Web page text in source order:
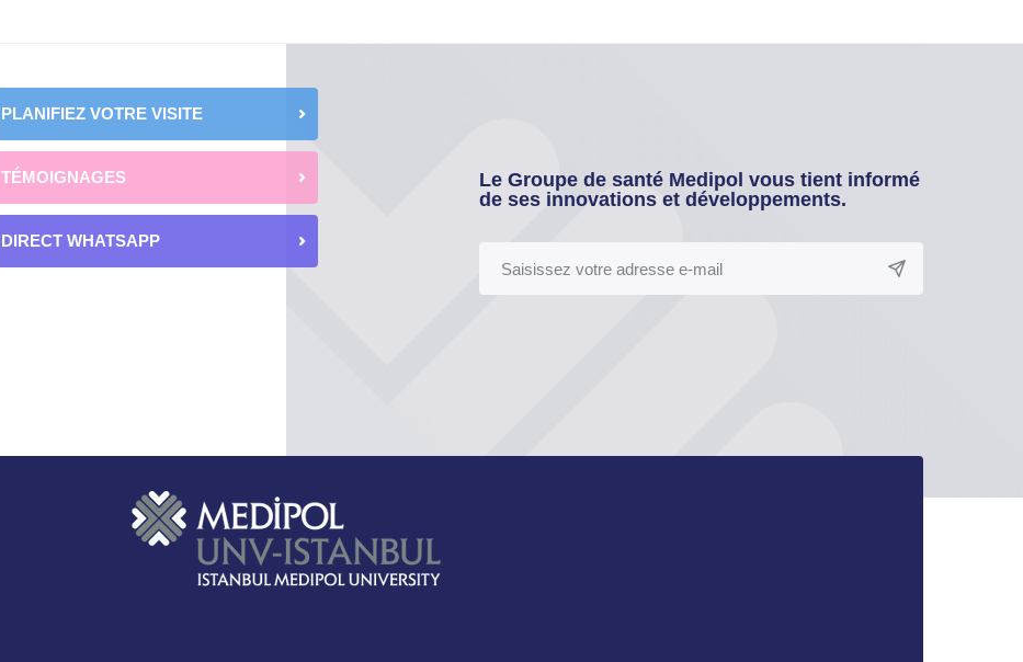
PLANIFIEZ VOTRE VISITE
TÉMOIGNAGES
DIRECT WHATSAPP
Le Groupe de santé Medipol vous tient informé
de ses innovations et développements.